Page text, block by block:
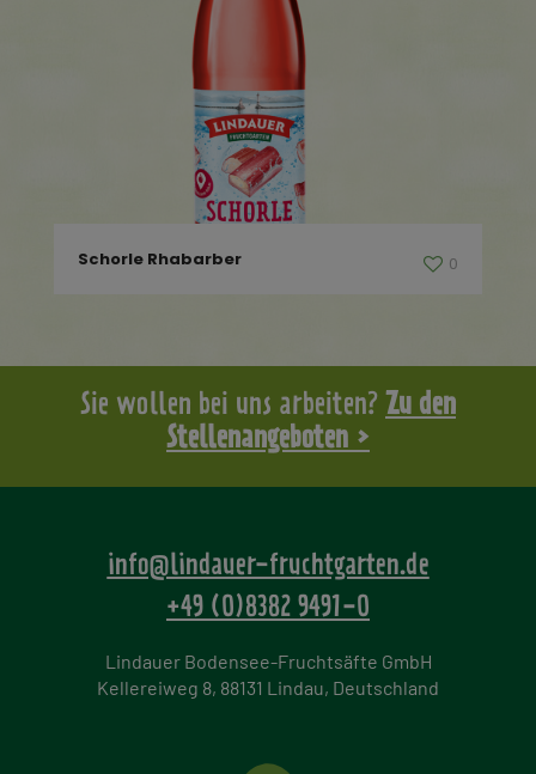
Schorle Rhabarber 0
Sie wollen bei uns arbeiten? Zu den
Stellenangeboten >
info@lindauer-fruchtgarten.de
+49 (0)8382 9491-0
Lindauer Bodensee-Fruchtsäfte GmbH
Kellereiweg 8, 88131 Lindau, Deutschland